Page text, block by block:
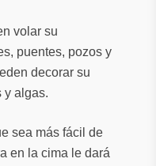
volar su
puentes, pozos y
decorar su
y algas.
sea más fácil de
en la cima le dará